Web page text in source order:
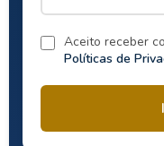
Aceito receber
Políticas de